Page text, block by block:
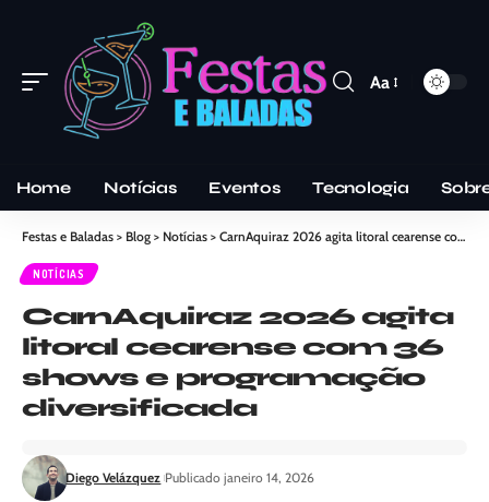
Aa
Home Notícias Eventos Tecnologia
Festas e Baladas > Blog > Notícias > CarnAquiraz 2026 agita litoral cearense com 36 shows e programação diversificada
NOTÍCIAS
CarnAquiraz 2026 agita
litoral cearense com 36
shows e programação
diversificada
Diego Velázquez Publicado janeiro 14, 2026